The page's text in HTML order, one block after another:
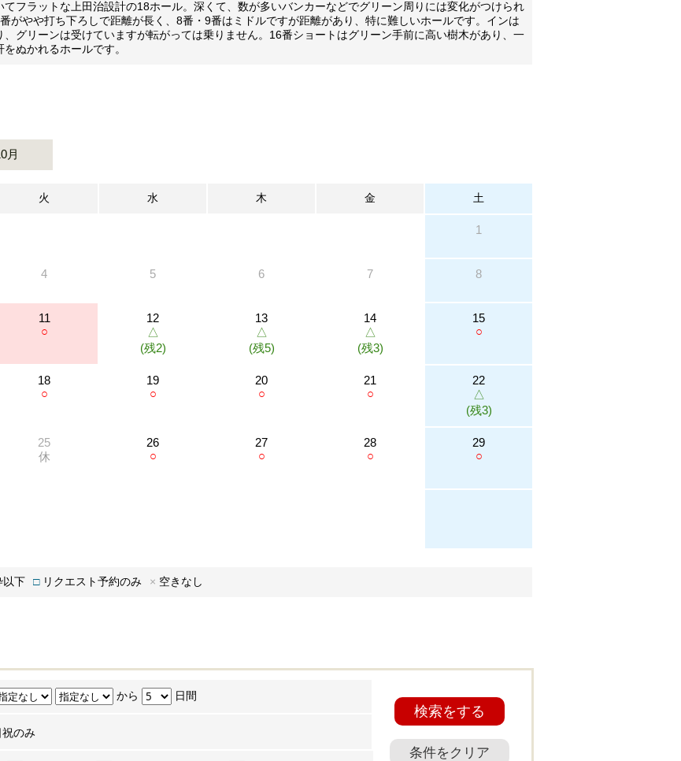
てフラットな上田治設計の18ホール。深くて、数が多いバンカーなどでグリーン周りには変化がつけられ
がやや打ち下ろしで距離が長く、8番・9番はミドルですが距離があり、特に難しいホールです。インは
、グリーンは受けていますが転がっては乗りません。16番ショートはグリーン手前に高い樹木があり、一
ぬかれるホールです。
月
火 水 木 金 土
1
4 5 6 7 8
11
○
12
△
(残2)
13
△
(残5)
14
△
(残3)
15
○
18
○
19
○
20
○
21
○
22
△
(残3)
25
休
26
○
27
○
28
○
29
○
以下 □リクエスト予約のみ × 空きなし
から 日間
のみ
検索をする
条件をクリア